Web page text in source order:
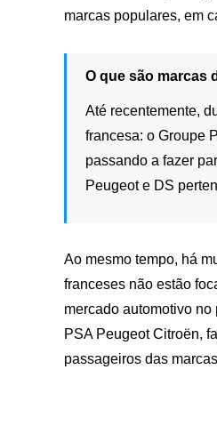
marcas populares, em
O que são marcas
Até recentemente,
francesa: o Groupe
passando a fazer
Peugeot e DS
Ao mesmo tempo, há
franceses não estão
mercado automotivo
PSA Peugeot Citroën,
passageiros das